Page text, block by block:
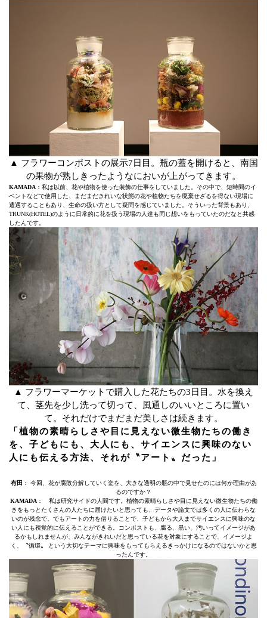
▲ フラワーコンポストの展示7日目。瓶の蓋を開けると、南国
の果物が熟しきったようなにおいが上がってきます。
KAMADA ：私は以前、花や植物を使った装飾の仕事をしていました。その中で、短時間のイ
ベントなどで使用した、まだまだきれいな状態の花や植物たちを廃棄せざるを得ない現場に
遭遇することもあり、生命の扱い方として疑問を感じていました。そういった背景もあり、
TRUNK(HOTEL)のように日常的に花を扱う現場の人達も同じ想いをもっていたのだなと共感
したんです。
▲ フラワーマーケットで購入した花たちの3日目。水を換え
て、茎先を少し洗って切って、風通しのいいところに置い
て。それだけでまだまだ美しさは続きます。
「植物の素晴らしさや目に見えない微生物たちの働き
を、子どもにも、大人にも、サイエンスに興味のない
人にも伝える方法、それが〝アート〟だった」
有田 ： 今回、花が腐敗分解していく姿を、大きな透明の瓶の中で見せたのには何か理由があ
るのですか？
KAMADA： 私は研究サイドの人間です。植物の素晴らしさや目に見えない微生物たちの働
きをもっとたくさんの人たちに届けたいと思っても、データや論文では多くの人に伝わらな
いのが残念で。でもアートの力を借りることで、子どもから大人までサイエンスに興味のな
い人にも視覚的に伝えることができる。コンポストも、腐る、黒い、汚いってイメージがあ
るかもしれませんが、みんながきれいだと思っている花を対象にすることで、イメージよ
く、〝循環〟 という大切なテーマに興味をもってもらえるきっかけになるのではないかと思
ったんです。